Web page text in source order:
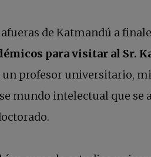
de Katmandú a
para visitar al Sr.
un profesor universitario,
mundo intelectual que se